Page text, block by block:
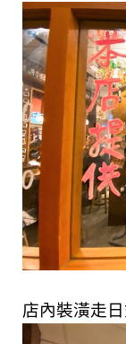
店內裝潢走